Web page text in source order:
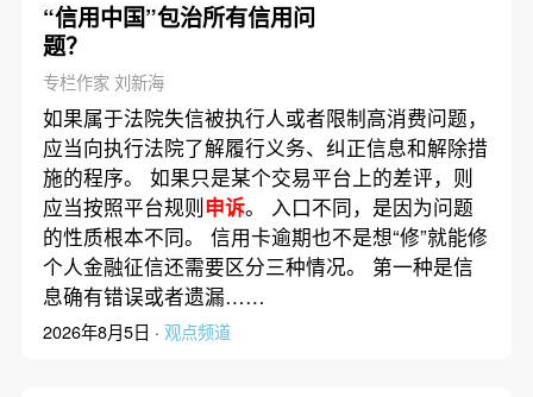
“信用中国”包治所有信用问
题？
专栏作家 刘新海
如果属于法院失信被执行人或者限制高消费问题，
应当向执行法院了解履行义务、纠正信息和解除措
施的程序。 如果只是某个交易平台上的差评，则
应当按照平台规则申诉。 入口不同，是因为问题
的性质根本不同。 信用卡逾期也不是想“修”就能修
个人金融征信还需要区分三种情况。 第一种是信
息确有错误或者遗漏……
2026年8月5日 · 观点频道